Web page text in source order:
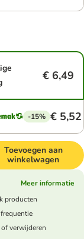
€ 6,49
-15% € 5,52
Toevoegen aan
winkelwagen
Meer informatie
producten
verwijderen